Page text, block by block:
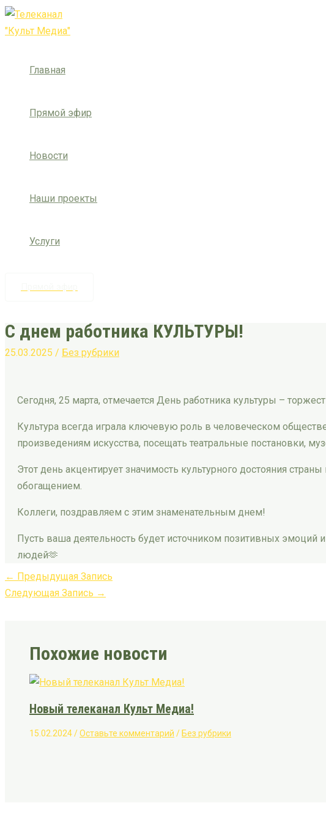
Перейти
к
Главная
Прямой эфир
Новости
Наши проекты
Услуги
С днем работника КУЛЬТУРЫ!
25.03.2025 / Без рубрики
Сегодня, 25 марта, отмечается День работника культуры –
Культура всегда играла ключевую роль в человеческом
произведениям искусства, посещать театральные постановки,
Этот день акцентирует значимость культурного достояния
обогащением.
Коллеги, поздравляем с этим знаменательным днем!
Пусть ваша деятельность будет источником позитивных
людей🫶
Post
navigation
← Предыдущая Запись
Следующая Запись →
Похожие новости
Новый телеканал Культ Медиа!
15.02.2024/Оставьте комментарий / Без рубрики
здесь...